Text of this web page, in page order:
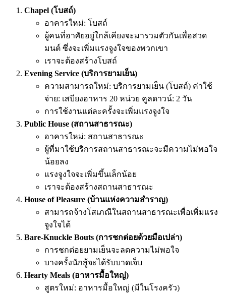
Chapel (โบสถ์)
อาคารใหม่: โบสถ์
ผู้คนที่อาศัยอยู่ใกล้เคียงจะมารวมตัวกันเพื่อสวด
มนต์ ซึ่งจะเพิ่มแรงจูงใจของพวกเขา
เราจะต้องสร้างโบสถ์
Evening Service (บริการยามเย็น)
ความสามารถใหม่: บริการยามเย็น (โบสถ์) ค่าใช้
จ่าย: เสบียงอาหาร 20 หน่วย คูลดาวน์: 2 วัน
การใช้งานแต่ละครั้งจะเพิ่มแรงจูงใจ
Public House (สถานสาธารณะ)
อาคารใหม่: สถานสาธารณะ
ผู้ที่มาใช้บริการสถานสาธารณะจะมีความไม่พอใจ
น้อยลง
แรงจูงใจจะเพิ่มขึ้นเล็กน้อย
เราจะต้องสร้างสถานสาธารณะ
House of Pleasure (บ้านแห่งความสำราญ)
สามารถจ้างโสเภณีในสถานสาธารณะเพื่อเพิ่มแรง
จูงใจได้
Bare-Knuckle Bouts (การชกต่อยด้วยมือเปล่า)
การชกต่อยยามเย็นจะลดความไม่พอใจ
บางครั้งนักสู้จะได้รับบาดเจ็บ
Hearty Meals (อาหารมื้อใหญ่)
สูตรใหม่: อาหารมื้อใหญ่ (มีในโรงครัว)